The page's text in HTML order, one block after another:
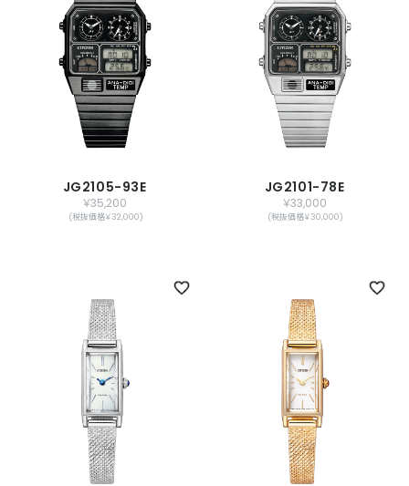
JG2105-93E
￥35,200
(税抜価格￥32,000)
JG2101-78E
￥33,000
(税抜価格￥30,000)